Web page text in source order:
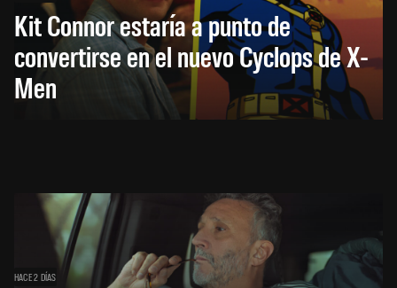
Kit Connor estaría a punto de
convertirse en el nuevo Cyclops de X-
Men
HACE 2 DÍAS